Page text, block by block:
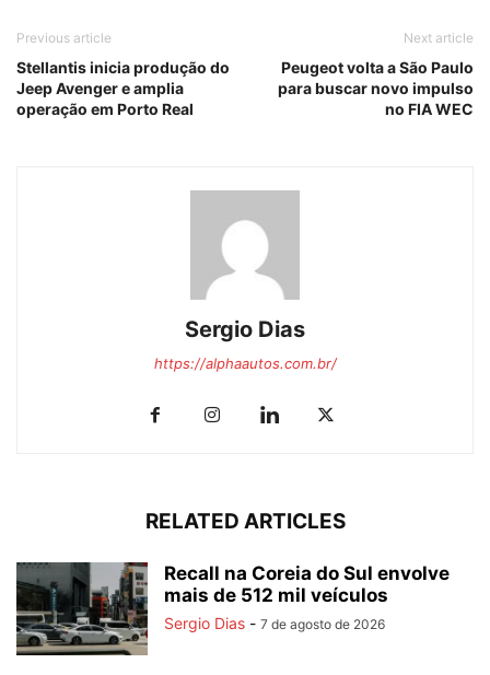
Previous article
Stellantis inicia produção do
Jeep Avenger e amplia
operação em Porto Real
Next article
Peugeot volta a São Paulo
para buscar novo impulso
no FIA WEC
Sergio Dias
https://alphaautos.com.br/
RELATED ARTICLES
Recall na Coreia do Sul envolve
mais de 512 mil veículos
Sergio Dias - 7 de agosto de 2026